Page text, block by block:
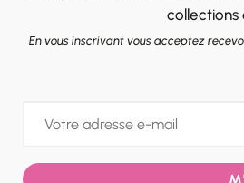
collections
En vous inscrivant vous acceptez